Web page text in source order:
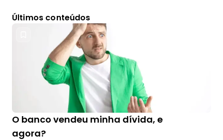
Últimos conteúdos
O banco vendeu minha dívida, e
agora?